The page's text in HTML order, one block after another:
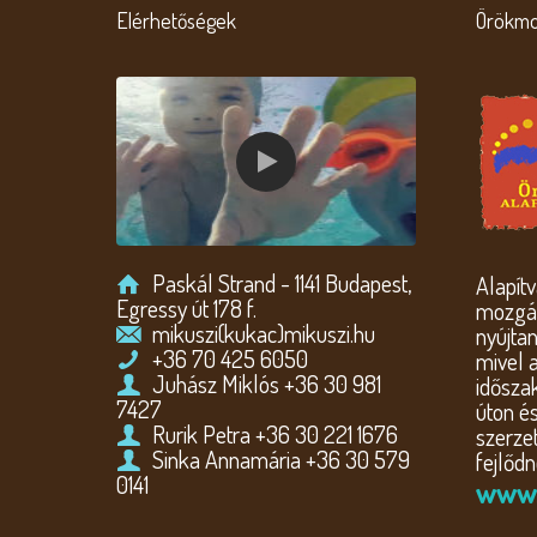
Elérhetőségek
Paskál Strand - 1141 Budapest,
Egressy út 178 f.
mikuszi(kukac)mikuszi.hu
+36 70 425 6050
Juhász Miklós +36 30 981
7427
Rurik Petra +36 30 221 1676
Sinka Annamária +36 30 579
0141
mivel
úton